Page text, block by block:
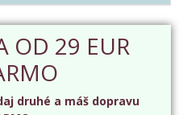
OD 29 EUR
druhé a máš dopravu